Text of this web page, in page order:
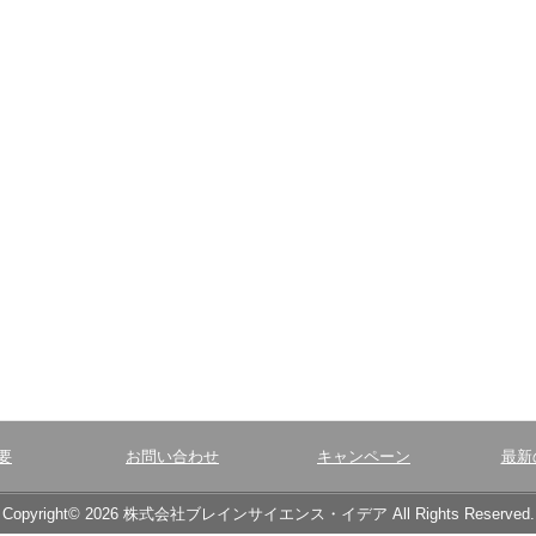
お問い合わせ キャンペーン 最新
Copyright© 2026 株式会社ブレインサイエンス・イデア All Rights Reserved.